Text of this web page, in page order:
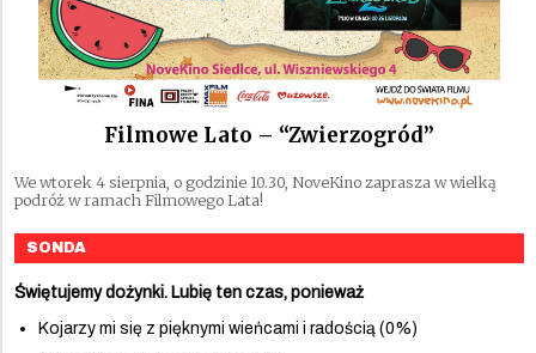
Filmowe Lato – “Zwierzogród”
We wtorek 4 sierpnia, o godzinie 10.30, NoveKino zaprasza w wielką
podróż w ramach Filmowego Lata!
SONDA
Świętujemy dożynki. Lubię ten czas, ponieważ
Kojarzy mi się z pięknymi wieńcami i radością (0%)